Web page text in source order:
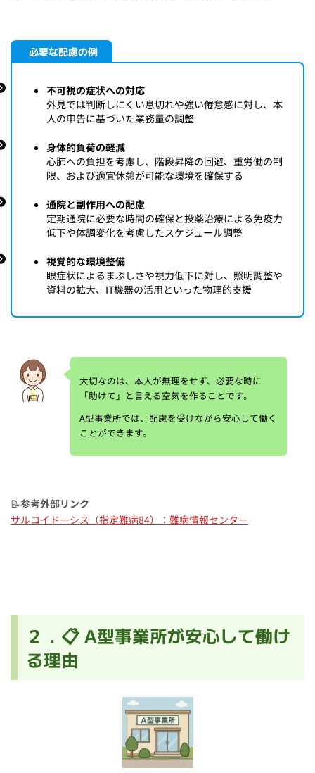
必要な配慮の例
不可視の症状への対応
外見では判断しにくい息切れや強い倦怠感に対し、本
人の申告に基づいた業務量の調整
身体的負荷の軽減
心肺への負担を考慮し、階段昇降の回避、重労働の制
限、および適宜休憩が可能な環境を確保する
通院と副作用への配慮
定期通院に必要な時間の確保と投薬治療による免疫力
低下や体調変化を考慮したスケジュール調整
視覚的な環境整備
眼症状によるまぶしさや視力低下に対し、照明調整や
資料の拡大、IT機器の活用といった物理的支援
大切なのは、本人が無理をせず、必要な時に
「助けて」と言える空気を作ることです。
A型事業所では、配慮を受けながら安心して働く
ことができます。
📝参考外部リンク
サルコイドーシス（指定難病84）：難病情報センター
２．📋 A型事業所が安心して働け
る理由